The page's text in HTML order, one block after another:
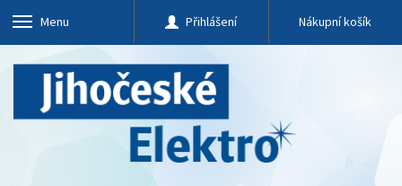
Menu Přihlášení Nákupní košík